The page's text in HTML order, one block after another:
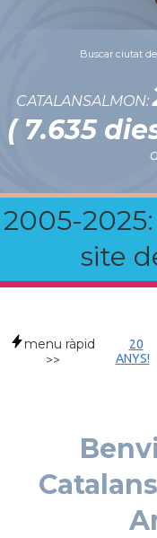
Buscar ciutat
CATALANSALMON:
( 7.635
2005-
site
menu ràpid
>>
20
ANYS!